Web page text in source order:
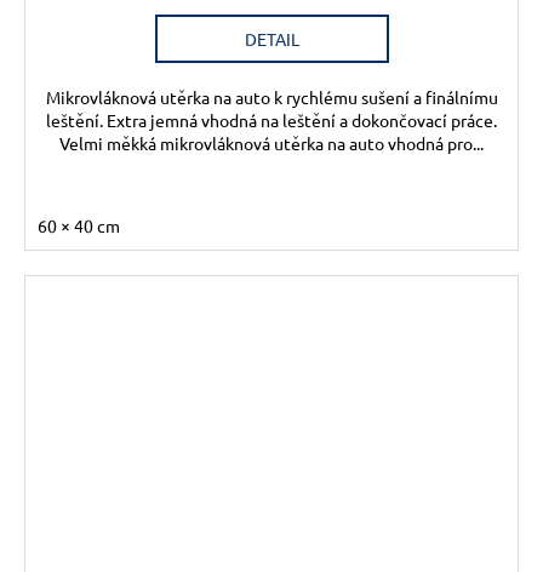
DETAIL
Mikrovláknová utěrka na auto k rychlému sušení a finálnímu
leštění. Extra jemná vhodná na leštění a dokončovací práce.
Velmi měkká mikrovláknová utěrka na auto vhodná pro...
60 × 40 cm